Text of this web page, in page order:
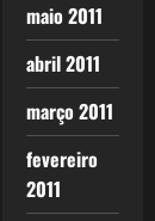
maio 2011
abril 2011
março 2011
fevereiro
2011